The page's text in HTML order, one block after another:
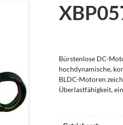
Bürstenlose DC-
hochdynamische,
BLDC-Motoren
Überlastfähigkeit,